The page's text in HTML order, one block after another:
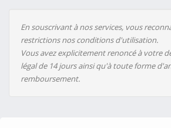
En souscrivant à nos services, vous
restrictions nos conditions d'utilisation.
Vous avez explicitement renoncé à votre
légal de 14 jours ainsi qu'à toute forme
remboursement.